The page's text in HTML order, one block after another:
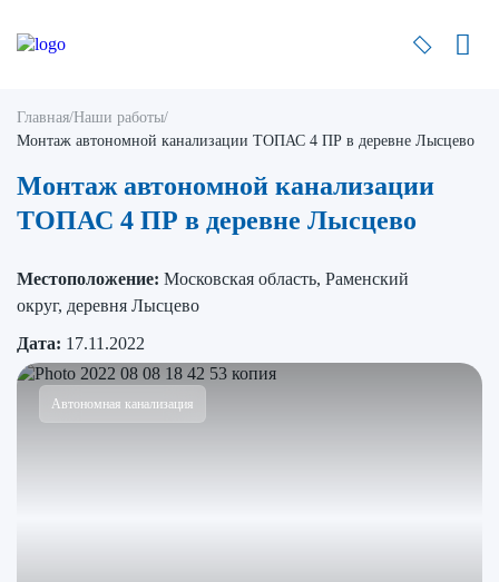
Главная/Наши работы/
Монтаж автономной канализации ТОПАС 4 ПР в деревне Лысцево
Монтаж автономной канализации
ТОПАС 4 ПР в деревне Лысцево
Местоположение: Московская область, Раменский
округ, деревня Лысцево
Дата: 17.11.2022
Автономная канализация